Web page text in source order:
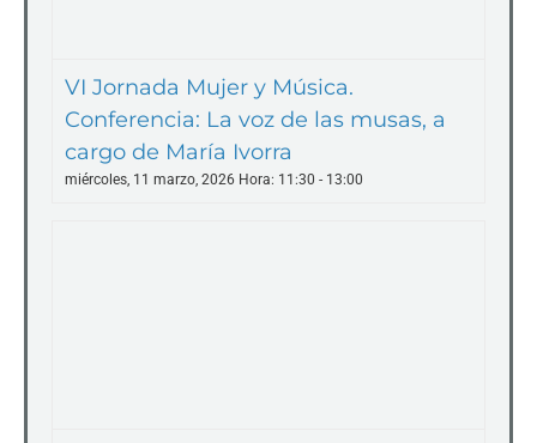
VI Jornada Mujer y Música.
Conferencia: La voz de las musas, a
cargo de María Ivorra
miércoles, 11 marzo, 2026 Hora: 11:30 - 13:00